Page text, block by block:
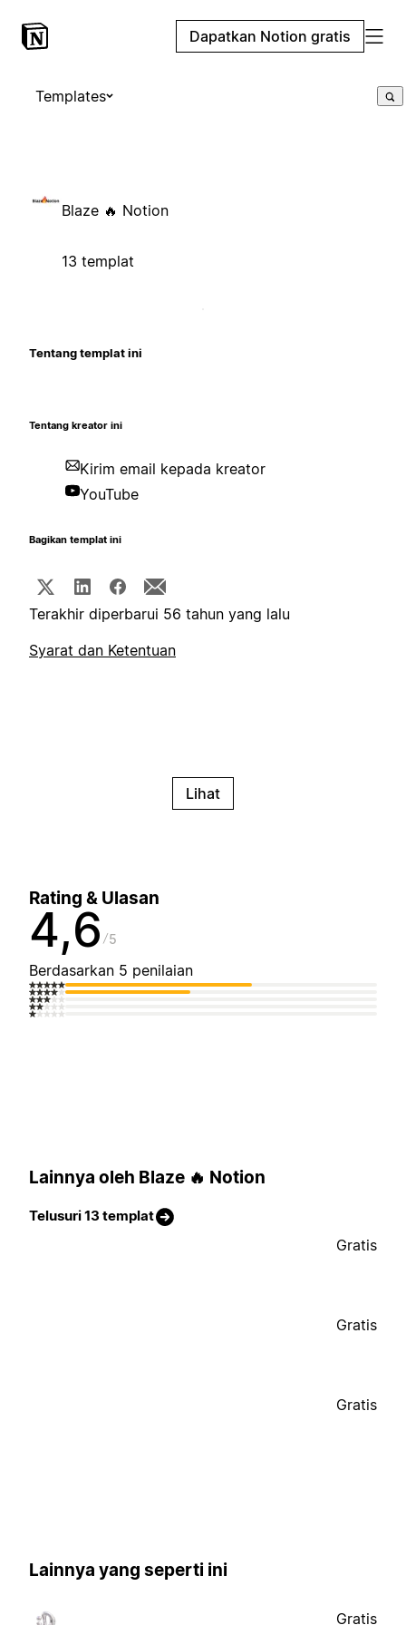
Dapatkan Notion gratis
Templates
Blaze 🔥 Notion
13 templat
Tentang templat ini
Tentang kreator ini
Kirim email kepada kreator
YouTube
Bagikan templat ini
Terakhir diperbarui 56 tahun yang lalu
Syarat dan Ketentuan
Lihat
Rating & Ulasan
4,6 5
Berdasarkan 5 penilaian
Lainnya oleh Blaze 🔥 Notion
Telusuri 13 templat
Gratis
Gratis
Gratis
Lainnya yang seperti ini
Gratis